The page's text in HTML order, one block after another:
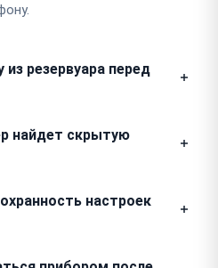
резервуара перед
попадание влаги
транспортировке и
найдет скрытую
в процессе разборки
при приемке,
настроек